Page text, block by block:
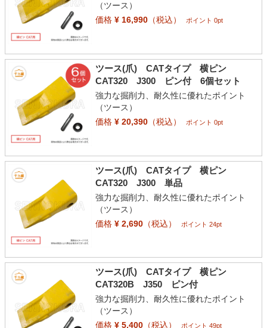
（ツース）
価格¥ 16,990（税込） ポイント 0pt
ツース(爪) CATタイプ 横ピン
CAT320 J300 ピン付 6個セット
強力な掘削力、耐久性に優れたポイント
（ツース）
価格¥ 20,390（税込） ポイント 0pt
ツース(爪) CATタイプ 横ピン
CAT320 J300 単品
強力な掘削力、耐久性に優れたポイント
（ツース）
価格¥ 2,690（税込） ポイント 24pt
ツース(爪) CATタイプ 横ピン
CAT320B J350 ピン付
強力な掘削力、耐久性に優れたポイント
（ツース）
価格¥ 5,400（税込） ポイント 49pt